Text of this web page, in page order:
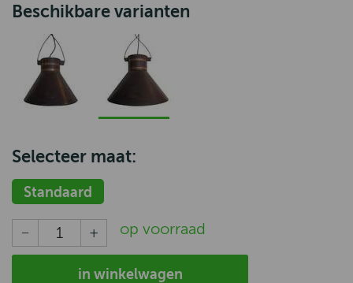
Beschikbare varianten
Selecteer maat:
Standaard
op voorraad
in winkelwagen